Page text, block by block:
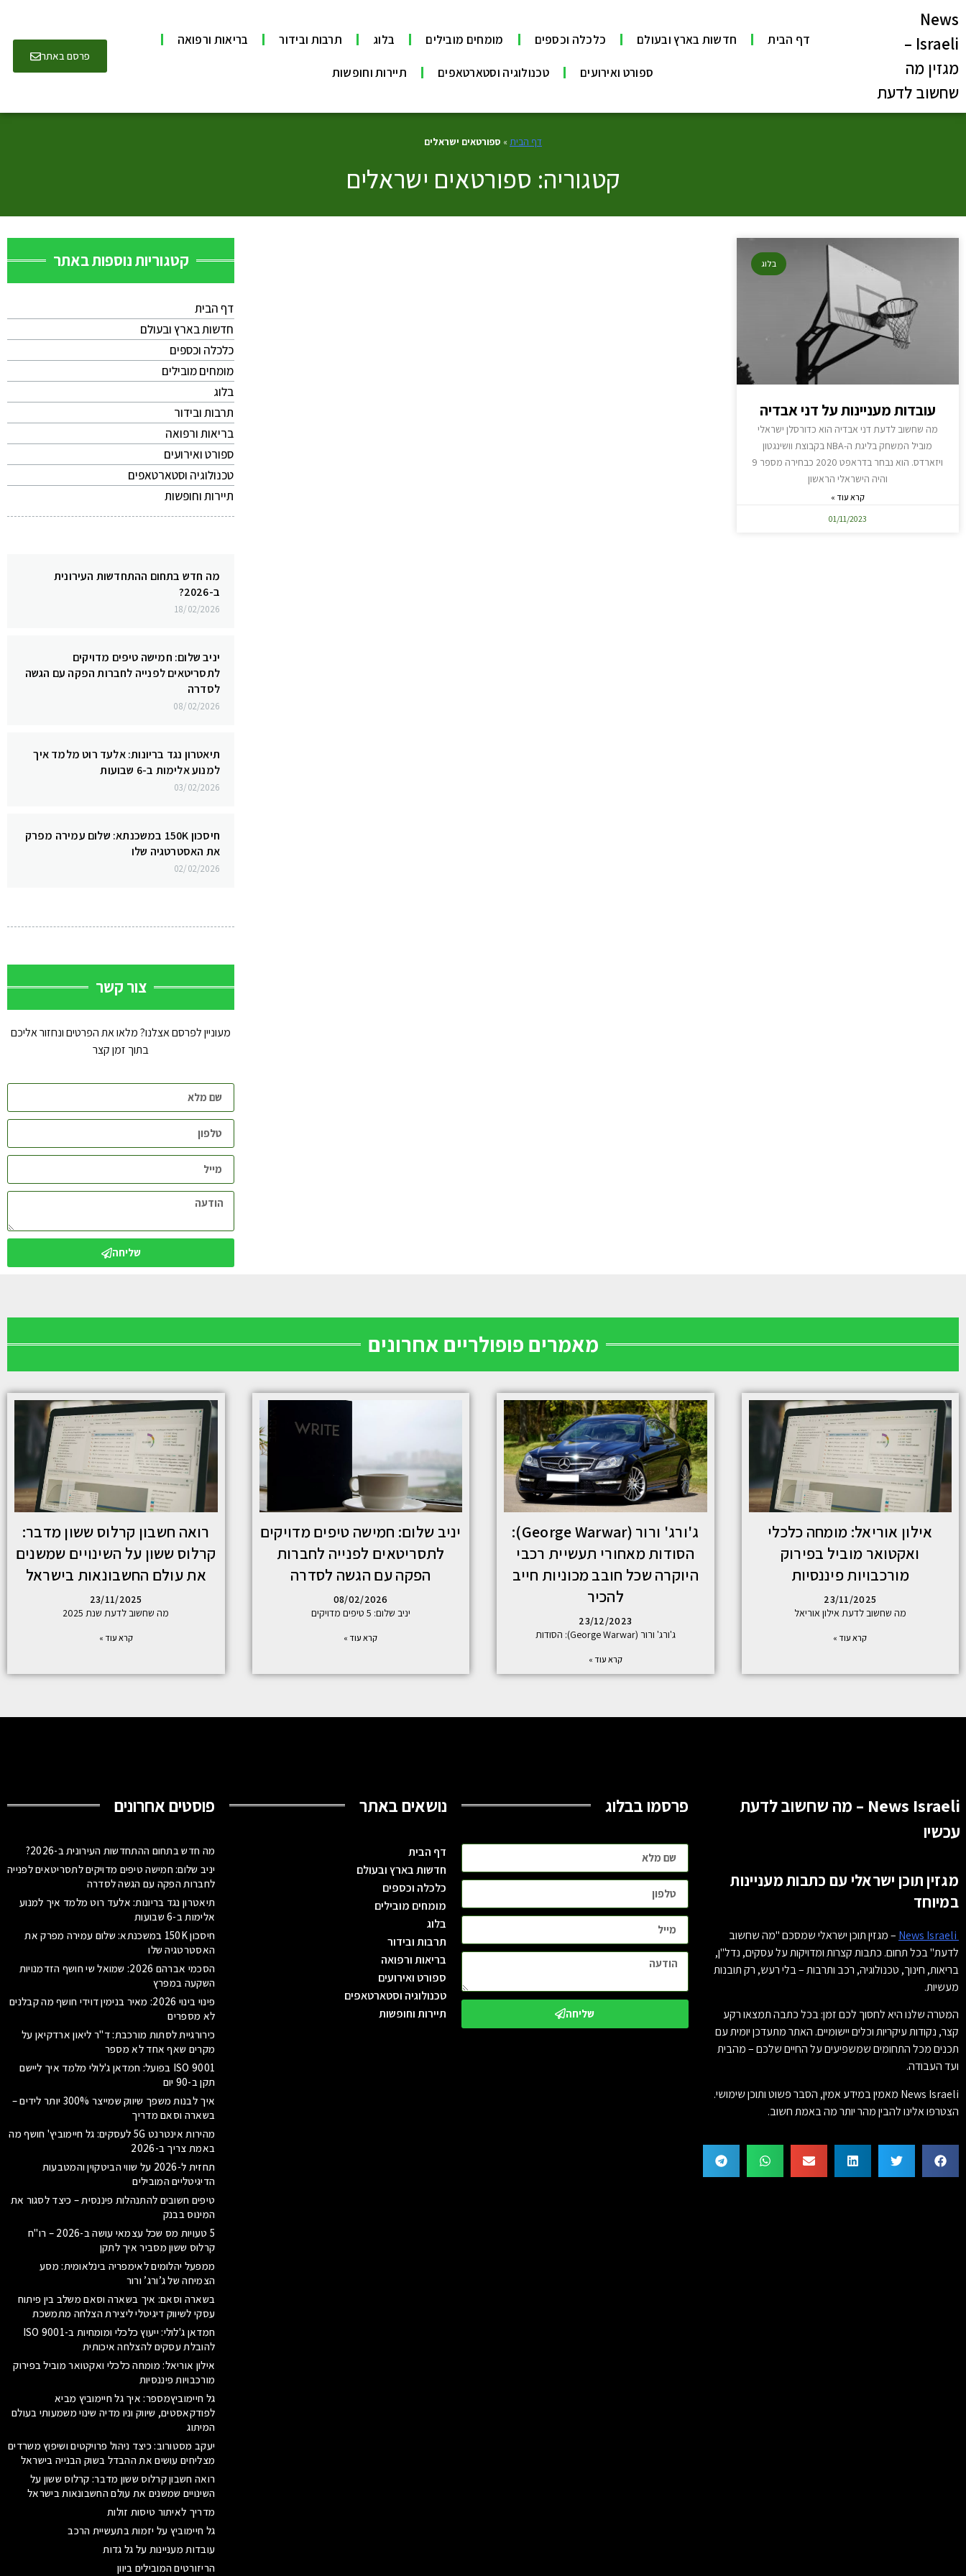
News
Israeli –
מגזין מה
שחשוב לדעת
דף הבית חדשות בארץ ובעולם כלכלה וכספים מומחים מובילים בלוג תרבות ובידור בריאות ורפואה
ספורט ואירועים טכנולוגיה וסטארטאפים תיירות וחופשות
פרסם באתר
דף הבית» ספורטאים ישראלים
קטגוריה: ספורטאים ישראלים
בלוג
עובדות מעניינות על דני אבדיה
מה שחשוב לדעת דני אבדיה הוא כדורסלן ישראלי
מוביל המשחק בליגת ה-NBA בקבוצת וושינגטון
ויזארדס. הוא נבחר בדראפט 2020 כבחירה מספר 9
והיה הישראלי הראשון
קרא עוד »
01/11/2023
קטגוריות נוספות באתר
דף הבית
חדשות בארץ ובעולם
כלכלה וכספים
מומחים מובילים
בלוג
תרבות ובידור
בריאות ורפואה
ספורט ואירועים
טכנולוגיה וסטארטאפים
תיירות וחופשות
מה חדש בתחום ההתחדשות העירונית
ב-2026?
18/02/2026
יניב שלום: חמישה טיפים מדויקים
לתסריטאים לפנייה לחברות הפקה עם הגשה
לסדרה
08/02/2026
תיאטרון נגד בריונות: אלעד רוט מלמד איך
למנוע אלימות ב-6 שבועות
03/02/2026
חיסכון 150K במשכנתא: שלום עמירה מפרק
את האסטרטגיה שלו
02/02/2026
צור קשר
מעוניין לפרסם אצלנו? מלאו את הפרטים ונחזור אליכם
בתוך זמן קצר
שליחה
מאמרים פופולריים אחרונים
אילון אוריאל: מומחה כלכלי
ואקטואר מוביל בפירוק
מורכבויות פיננסיות
23/11/2025
מה שחשוב לדעת אילון אוריאל
קרא עוד »
ג'ורג' ורור (George Warwar):
הסודות מאחורי תעשיית רכבי
היוקרה שכל חובב מכוניות חייב
להכיר
23/12/2023
ג'ורג' ורור (George Warwar): הסודות
קרא עוד »
יניב שלום: חמישה טיפים מדויקים
לתסריטאים לפנייה לחברות
הפקה עם הגשה לסדרה
08/02/2026
יניב שלום: 5 טיפים מדויקים
קרא עוד »
רואה חשבון קרלוס ששון מדבר:
קרלוס ששון על השינויים שמשנים
את עולם החשבונאות בישראל
23/11/2025
מה שחשוב לדעת שנת 2025
קרא עוד »
News Israeli – מה שחשוב לדעת
עכשיו
מגזין תוכן ישראלי עם כתבות מעניינות
במיוחד
– מגזין תוכן ישראלי שמסכם "מה שחשוב
לדעת" בכל תחום. כתבות קצרות ומדויקות על עסקים, נדל"ן,
בריאות, חינוך, טכנולוגיה, רכב ותרבות – בלי רעש, רק תובנות
מעשיות.
המטרה שלנו היא לחסוך לכם זמן: בכל כתבה תמצאו רקע
קצר, נקודות עיקריות וכלים יישומיים. האתר מתעדכן יומית עם
תכנים מכל התחומים שמשפיעים על החיים שלכם – מהבית
ועד העבודה.
News Israeli מאמין במידע אמין, הסבר פשוט ותוכן שימושי.
הצטרפו אלינו להבין מהר יותר מה באמת חשוב.
פרסמו בבלוג
שליחה
נושאים באתר
דף הבית
חדשות בארץ ובעולם
כלכלה וכספים
מומחים מובילים
בלוג
תרבות ובידור
בריאות ורפואה
ספורט ואירועים
טכנולוגיה וסטארטאפים
תיירות וחופשות
פוסטים אחרונים
מה חדש בתחום ההתחדשות העירונית ב-2026?
יניב שלום: חמישה טיפים מדויקים לתסריטאים לפנייה
לחברות הפקה עם הגשה לסדרה
תיאטרון נגד בריונות: אלעד רוט מלמד איך למנוע
אלימות ב-6 שבועות
חיסכון 150K במשכנתא: שלום עמירה מפרק את
האסטרטגיה שלו
הסכמי אברהם 2026: שמואל שי חושף הזדמנויות
השקעה במפרץ
פינוי בינוי 2026: מאיר בנימין דוידי חושף מה קבלנים
לא מספרים
כירורגיית לסתות מורכבת: ד"ר ליאון ארדקיאן על
מקרים שאף אחד לא מספר
ISO 9001 בפועל: חמדאן ג'לולי מלמד איך ליישם
תקן ב-90 יום
איך לבנות משפך שיווק שמייצר 300% יותר לידים –
בשארה וסאם מדריך
מהירות אינטרנט 5G לעסקים: גל חיימוביץ' חושף מה
באמת צריך ב-2026
תחזית ל-2026 על שווי הביטקוין והמטבעות
הדיגיטליים המובילים
טיפים חשובים להתנהלות פיננסית – כיצד לסגור את
המינוס בבנק
5 טעויות מס שכל עצמאי עושה ב-2026 – רו"ח
קרלוס ששון מסביר איך לתקן
ממפעל יהלומים לאימפריה בינלאומית: מסע
הצמיחה של ג’ורג’ ורור
בשארה וסאם: איך בשארה וסאם משלב בין פיתוח
עסקי לשיווק דיגיטלי ליצירת הצלחה מתמשכת
חמדאן ג'לולי: ייעוץ כלכלי ומומחיות ב-ISO 9001
להובלת עסקים להצלחה איכותית
אילון אוריאל: מומחה כלכלי ואקטואר מוביל בפירוק
מורכבויות פיננסיות
גל חיימוביץמספר: איך גל חיימוביץ מביא
לפודקאסטים, שיווק וניו מדיה שינוי משמעותי בעולם
המיתוג
יעקב מסטורוב: כיצד ניהול פרויקטים ושיפוץ משרדים
מצליחים עושים את ההבדל בשוק הבנייה בישראל
רואה חשבון קרלוס ששון מדבר: קרלוס ששון על
השינויים שמשנים את עולם החשבונאות בישראל
מדריך לאיתור טיסות זולות
גל חיימוביץ על יזמות בתעשיית הרכב
עובדות מעניינות על גל גדות
הריזורטים המובילים ביוון